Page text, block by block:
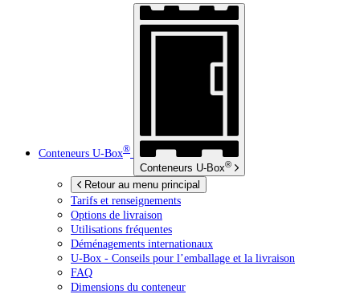
Conteneurs U-Box®
Conteneurs U-Box®
Retour au menu principal
Tarifs et renseignements
Options de livraison
Utilisations fréquentes
Déménagements internationaux
U-Box - Conseils pour l’emballage et la livraison
FAQ
Dimensions du conteneur